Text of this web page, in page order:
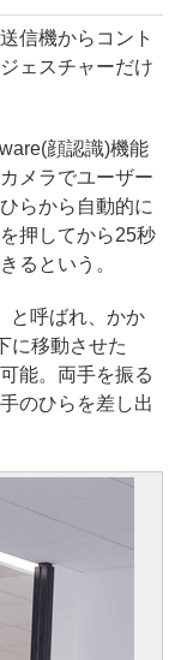
信機からコント
ェスチャーだけ
顔認識)機能
メラでユーザー
らから自動的に
押してから25秒
るという。
と呼ばれ、かか
に移動させた
能。両手を振る
のひらを差し出